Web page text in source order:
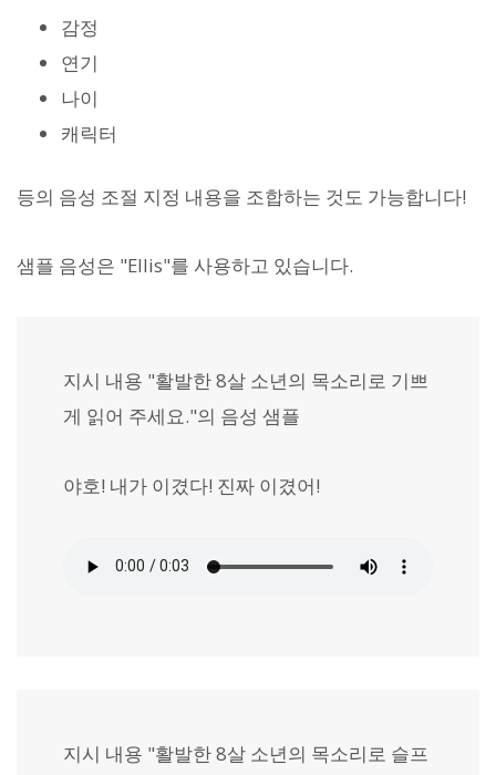
감정
연기
나이
캐릭터
등의 음성 조절 지정 내용을 조합하는 것도 가능합니다!
샘플 음성은 "Ellis"를 사용하고 있습니다.
지시 내용 "활발한 8살 소년의 목소리로 기쁘
게 읽어 주세요."의 음성 샘플
야호! 내가 이겼다! 진짜 이겼어!
지시 내용 "활발한 8살 소년의 목소리로 슬프